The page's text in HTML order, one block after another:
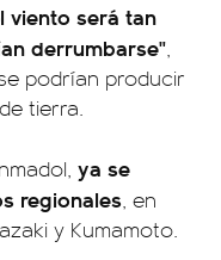
viento será tan
derrumbarse",
podrían producir
tierra.
ya se
regionales, en
y Kumamoto.